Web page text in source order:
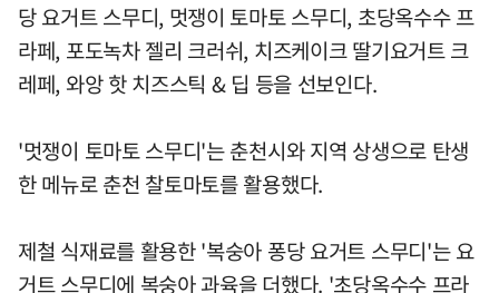
당 요거트 스무디, 멋쟁이 토마토 스무디, 초당옥수수 프
라페, 포도녹차 젤리 크러쉬, 치즈케이크 딸기요거트 크
레페, 와앙 핫 치즈스틱 & 딥 등을 선보인다.
'멋쟁이 토마토 스무디'는 춘천시와 지역 상생으로 탄생
한 메뉴로 춘천 찰토마토를 활용했다.
제철 식재료를 활용한 '복숭아 퐁당 요거트 스무디'는 요
거트 스무디에 복숭아 과육을 더했다. '초당옥수수 프라